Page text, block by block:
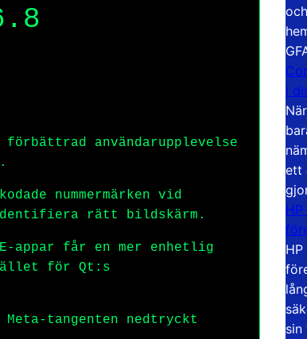
användarupplevelse
nummermärken vid
rätt bildskärm.
appar får en mer enhetlig
för Qt:s
tangenten nedtryckt
i
ett
sin